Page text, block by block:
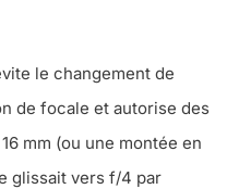
le changement de
de focale et autorise des
mm (ou une montée en
glissait vers f/4 par